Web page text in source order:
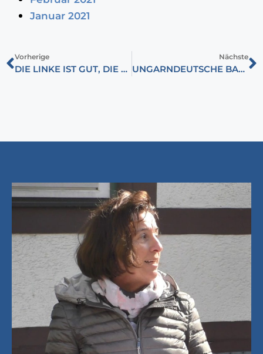
Januar 2021
Vorherige
DIE LINKE IST GUT, DIE RECHTE IST SCHLECHT
Nächste
UNGARNDEUTSCHE BALD NUR NOCH MIT SPRECHER?